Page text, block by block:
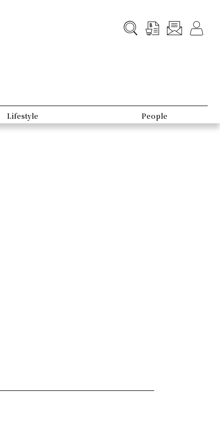
Lifestyle People